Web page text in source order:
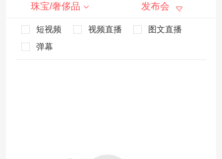
珠宝/奢侈品 发布会
短视频 视频直播
图文直播
弹幕